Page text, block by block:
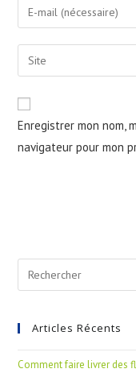
Enregistrer mon nom,
navigateur pour mon
Articles Récents
Comment faire livrer des